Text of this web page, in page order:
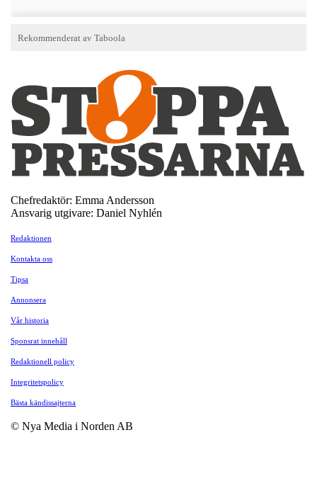
Chefredaktör: Emma Andersson
Ansvarig utgivare: Daniel Nyhlén
Redaktionen
Kontakta oss
Tipsa
Annonsera
Vår historia
Sponsrat innehåll
Redaktionell policy
Integritetspolicy
Bästa kändissajterna
© Nya Media i Norden AB